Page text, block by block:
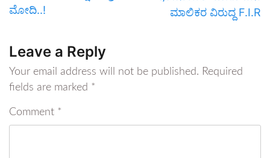
ಮೋದಿ..!
ಮಾಲಿಕರ ವಿರುದ್ದ F.I.R
Leave a Reply
Your email address will not be published. Required
fields are marked *
Comment *